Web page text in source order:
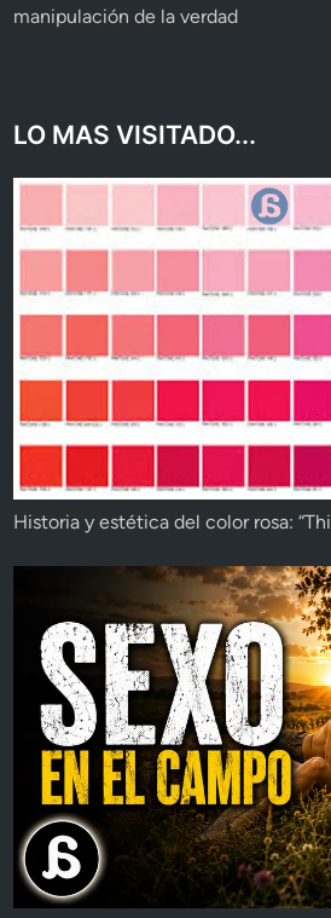
manipulación de la verdad
LO MAS VISITADO...
Historia y estética del color rosa: